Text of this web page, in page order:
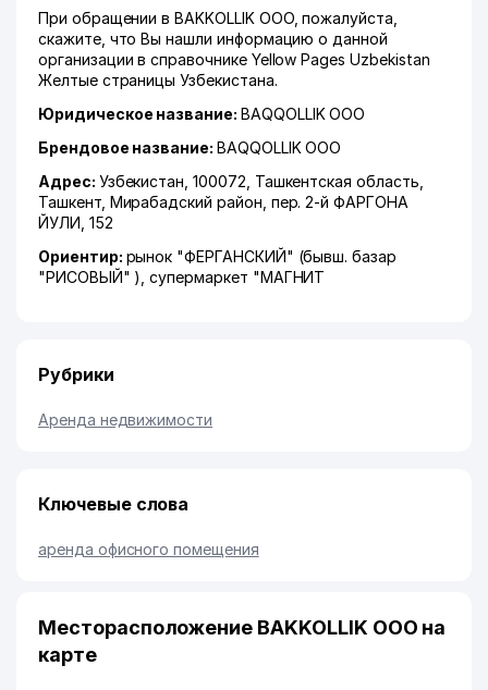
При обращении в BAKKOLLIK ООО, пожалуйста,
скажите, что Вы нашли информацию о данной
организации в справочнике Yellow Pages Uzbekistan
Желтые страницы Узбекистана.
Юридическое название: BAQQOLLIK ООО
Брендовое название: BAQQOLLIK ООО
Адрес: Узбекистан, 100072, Ташкентская область
Ташкент, Мирабадский район пер. 2-й ФАРГОНА
ЙУЛИ , 152
Ориентир: рынок "ФЕРГАНСКИЙ" (бывш. базар
"РИСОВЫЙ" ), супермаркет "МАГНИТ
Рубрики
Аренда недвижимости
Ключевые слова
аренда офисного помещения
Месторасположение BAKKOLLIK ООО на
карте